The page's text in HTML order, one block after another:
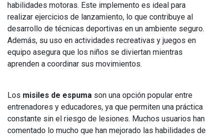
habilidades motoras. Este implemento es ideal para
realizar ejercicios de lanzamiento, lo que contribuye al
desarrollo de técnicas deportivas en un ambiente seguro.
Además, su uso en actividades recreativas y juegos en
equipo asegura que los niños se diviertan mientras
aprenden a coordinar sus movimientos.
Los misiles de espuma son una opción popular entre
entrenadores y educadores, ya que permiten una práctica
constante sin el riesgo de lesiones. Muchos usuarios han
comentado lo mucho que han mejorado las habilidades de